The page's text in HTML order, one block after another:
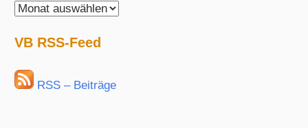
VisionBlue
VB RSS-Feed
RSS – Beiträge